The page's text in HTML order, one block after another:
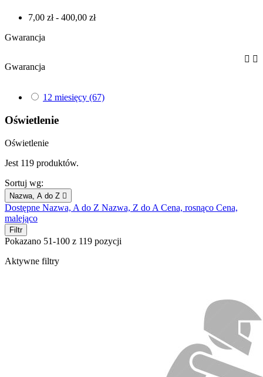
7,00 zł - 400,00 zł
Gwarancja
Gwarancja
 
12 miesięcy (67)
Oświetlenie
Oświetlenie
Jest 119 produktów.
Sortuj wg:
Nazwa, A do Z 
Dostępne Nazwa, A do Z Nazwa, Z do A Cena, rosnąco Cena,
malejąco
Filtr
Pokazano 51-100 z 119 pozycji
Aktywne filtry